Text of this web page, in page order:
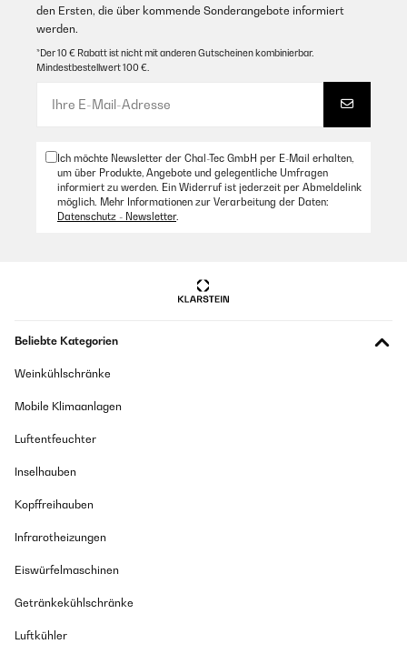
den Ersten, die über kommende Sonderangebote informiert
werden.
*Der 10 € Rabatt ist nicht mit anderen Gutscheinen kombinierbar.
Mindestbestellwert 100 €.
Ich möchte Newsletter der Chal-Tec GmbH per E-Mail erhalten,
um über Produkte, Angebote und gelegentliche Umfragen
informiert zu werden. Ein Widerruf ist jederzeit per Abmeldelink
möglich. Mehr Informationen zur Verarbeitung der Daten:
Datenschutz - Newsletter.
Beliebte Kategorien
Weinkühlschränke
Mobile Klimaanlagen
Luftentfeuchter
Inselhauben
Kopffreihauben
Infrarotheizungen
Eiswürfelmaschinen
Getränkekühlschränke
Luftkühler